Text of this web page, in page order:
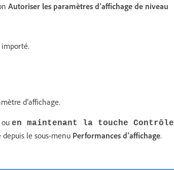
Autoriser les paramètres d’affichage de niveau
d’affichage.
en maintenant la touche Contrôle
le sous-menu Performances d’affichage.